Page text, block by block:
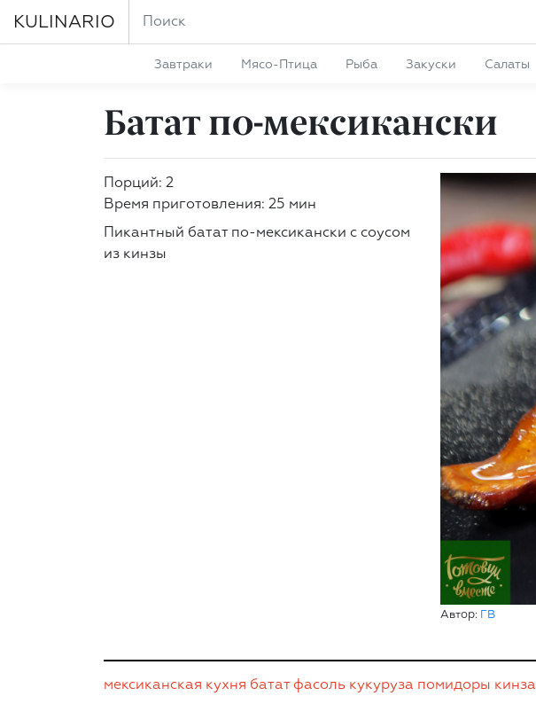
KULINARIO
Завтраки Мясо-Птица Рыба Закуски Салаты
Батат по-мексикански
Автор: ГВ
Порций: 2
Время приготовления: 25 мин
Пикантный батат по-мексикански с соусом
из кинзы
мексиканская кухня батат фасоль кукуруза помидоры кинза